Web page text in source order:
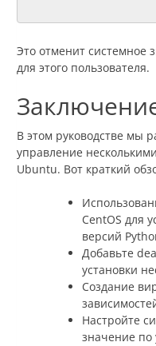
Это отменит системное
для этого пользователя.
В этом руководстве мы
управление
Ubuntu. Вот краткий
CentOS для
версий
Добавьте
установки
Создание
Настройте
значение